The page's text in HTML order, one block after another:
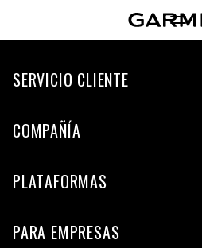
SERVICIO CLIENTE
COMPAÑÍA
PLATAFORMAS
PARA EMPRESAS